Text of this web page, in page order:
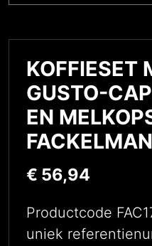
KOFFIESET
GUSTO-
EN
€ 56,94
Productcode
uniek